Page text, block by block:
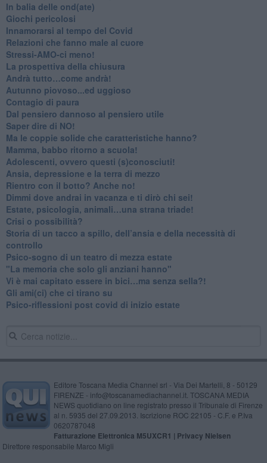
​In balia delle ond(ate)
Giochi pericolosi
Innamorarsi al tempo del Covid
​Relazioni che fanno male al cuore
​Stressi-AMO-ci meno!
​La prospettiva della chiusura
​Andrà tutto…come andrà!
Autunno piovoso...ed uggioso
​Contagio di paura
​Dal pensiero dannoso al pensiero utile
​Saper dire di NO!
​Ma le coppie solide che caratteristiche hanno?
​Mamma, babbo ritorno a scuola!
Adolescenti, ovvero questi (s)conosciuti!
Ansia, depressione e la terra di mezzo
​Rientro con il botto? Anche no!
Dimmi dove andrai in vacanza e ti dirò chi sei!
​Estate, psicologia, animali…una strana triade!
​Crisi o possibilità?
​Storia di un tacco a spillo, dell’ansia e della necessità di
controllo
​Psico-sogno di un teatro di mezza estate
"La memoria che solo gli anziani hanno"
​Vi è mai capitato essere in bici…ma senza sella?!
​Gli ami(ci) che ci tirano su
Psico-riflessioni post covid di inizio estate
Editore Toscana Media Channel srl - Via Dei Martelli, 8 - 50129
FIRENZE - info@toscanamediachannel.it. TOSCANA MEDIA
NEWS quotidiano on line registrato presso il Tribunale di Firenze
al n. 5935 del 27.09.2013. Iscrizione ROC 22105 - C.F. e P.Iva
0620787048
Fatturazione Elettronica M5UXCR1 | Privacy Nielsen
Direttore responsabile Marco Migli